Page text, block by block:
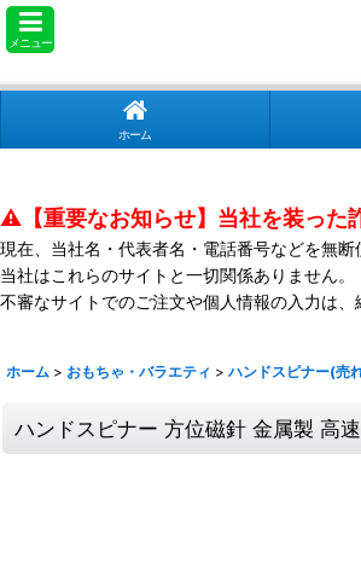
メニュー
ホーム
⚠️【重要なお知らせ】当社を装った
現在、当社名・代表者名・電話番号などを無断
当社はこれらのサイトと一切関係ありません。
不審なサイトでのご注文や個人情報の入力は、
ホーム > おもちゃ・バラエティ > ハンドスピナー(売
ハンドスピナー 方位磁針 金属製 高